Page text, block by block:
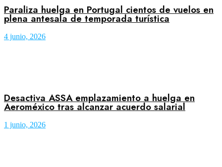
Paraliza huelga en Portugal cientos de vuelos en
plena antesala de temporada turística
4 junio, 2026
Desactiva ASSA emplazamiento a huelga en
Aeroméxico tras alcanzar acuerdo salarial
1 junio, 2026